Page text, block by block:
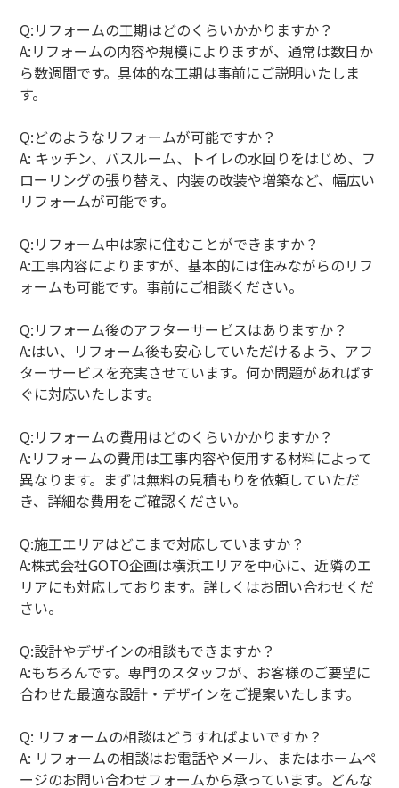
Q:リフォームの工期はどのくらいかかりますか？
A:リフォームの内容や規模によりますが、通常は数日か
ら数週間です。具体的な工期は事前にご説明いたしま
す。
Q:どのようなリフォームが可能ですか？
A: キッチン、バスルーム、トイレの水回りをはじめ、フ
ローリングの張り替え、内装の改装や増築など、幅広い
リフォームが可能です。
Q:リフォーム中は家に住むことができますか？
A:工事内容によりますが、基本的には住みながらのリフ
ォームも可能です。事前にご相談ください。
Q:リフォーム後のアフターサービスはありますか？
A:はい、リフォーム後も安心していただけるよう、アフ
ターサービスを充実させています。何か問題があればす
ぐに対応いたします。
Q:リフォームの費用はどのくらいかかりますか？
A:リフォームの費用は工事内容や使用する材料によって
異なります。まずは無料の見積もりを依頼していただ
き、詳細な費用をご確認ください。
Q:施工エリアはどこまで対応していますか？
A:株式会社GOTO企画は横浜エリアを中心に、近隣のエ
リアにも対応しております。詳しくはお問い合わせくだ
さい。
Q:設計やデザインの相談もできますか？
A:もちろんです。専門のスタッフが、お客様のご要望に
合わせた最適な設計・デザインをご提案いたします。
Q: リフォームの相談はどうすればよいですか？
A: リフォームの相談はお電話やメール、またはホームペ
ージのお問い合わせフォームから承っています。どんな